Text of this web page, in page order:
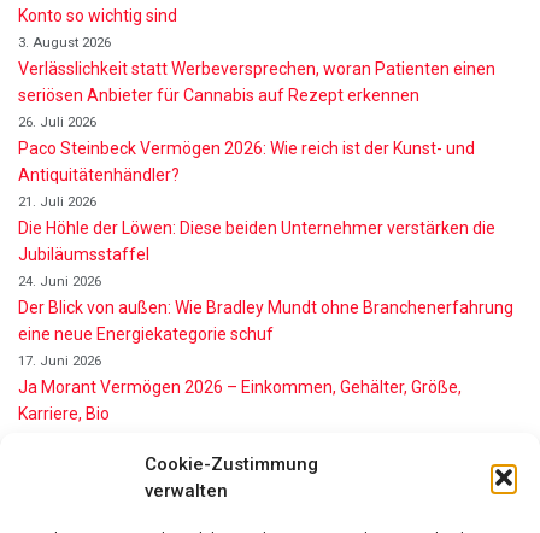
Cookie-Zustimmung
verwalten
Konto so wichtig sind
3. August 2026
Verlässlichkeit statt Werbeversprechen, woran Patienten einen
seriösen Anbieter für Cannabis auf Rezept erkennen
26. Juli 2026
Paco Steinbeck Vermögen 2026: Wie reich ist der Kunst- und
Antiquitätenhändler?
21. Juli 2026
Die Höhle der Löwen: Diese beiden Unternehmer verstärken die
Jubiläumsstaffel
24. Juni 2026
Der Blick von außen: Wie Bradley Mundt ohne Branchenerfahrung
eine neue Energiekategorie schuf
17. Juni 2026
Ja Morant Vermögen 2026 – Einkommen, Gehälter, Größe,
Karriere, Bio
Alice Walton Vermögen 2026: So reich ist die Walmart-Erbin